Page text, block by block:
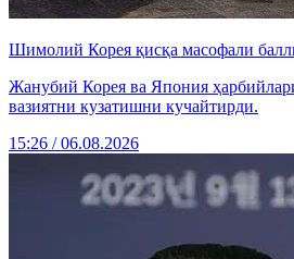
Шимолий Корея қисқа масофали
Жанубий Корея ва Япония
вазиятни кузатишни кучайтирди.
15:26 / 06.08.2026